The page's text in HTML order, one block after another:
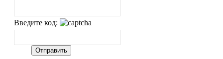
Введите код: